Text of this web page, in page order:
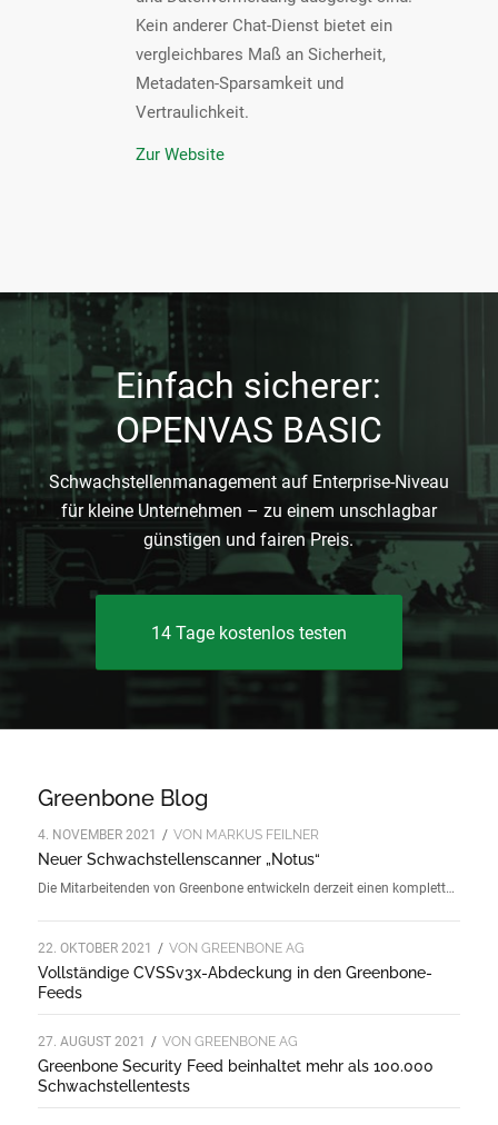
Kein anderer Chat-Dienst bietet ein
vergleichbares Maß an Sicherheit,
Metadaten-Sparsamkeit und
Vertraulichkeit.
Zur Website
Einfach sicherer:
OPENVAS BASIC
Schwachstellenmanagement auf Enterprise-Niveau
für kleine Unternehmen – zu einem unschlagbar
günstigen und fairen Preis.
14 Tage kostenlos testen
Greenbone Blog
4. NOVEMBER 2021 / VON MARKUS FEILNER
Neuer Schwachstellenscanner „Notus“
Die Mitarbeitenden von Greenbone entwickeln derzeit einen komplett…
22. OKTOBER 2021 / VON GREENBONE AG
Vollständige CVSSv3x-Abdeckung in den Greenbone-
Feeds
27. AUGUST 2021 / VON GREENBONE AG
Greenbone Security Feed beinhaltet mehr als 100.000
Schwachstellentests